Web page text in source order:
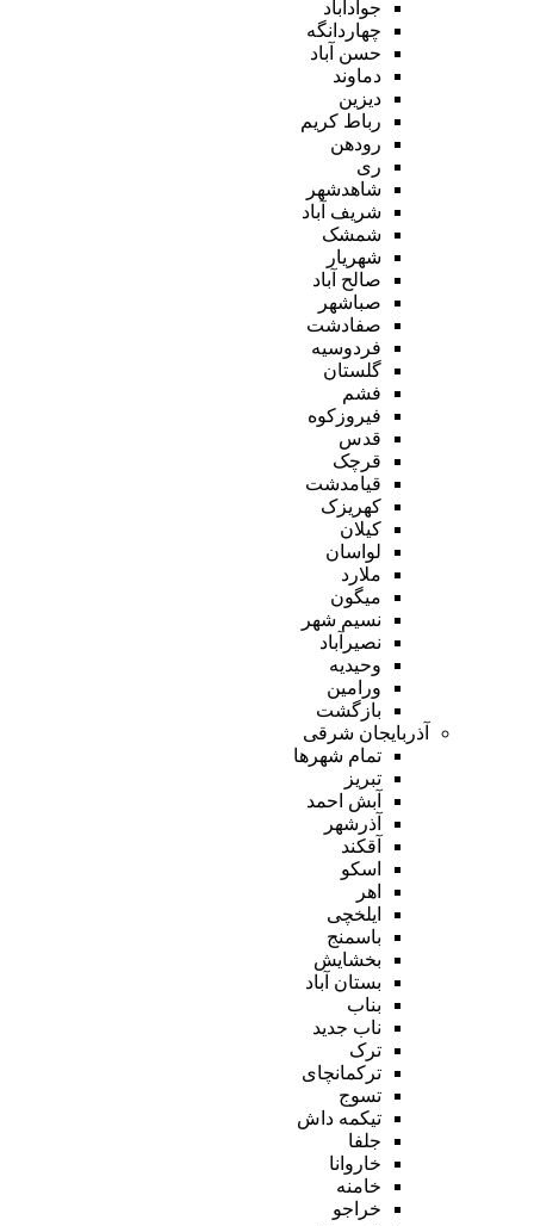
جوادآباد
چهاردانگه
حسن آباد
دماوند
دیزین
رباط کریم
رودهن
ری
شاهدشهر
شریف آباد
شمشک
شهریار
صالح آباد
صباشهر
صفادشت
فردوسیه
گلستان
فشم
فیروزکوه
قدس
قرچک
قیامدشت
کهریزک
کیلان
لواسان
ملارد
میگون
نسیم شهر
نصیرآباد
وحیدیه
ورامین
بازگشت
آذربایجان شرقی
تمام شهر‌ها
تبریز
آبش احمد
آذرشهر
آقکند
اسکو
اهر
ایلخچی
باسمنج
بخشایش
بستان آباد
بناب
ناب جدید
ترک
ترکمانچای
تسوج
تیکمه داش
جلفا
خاروانا
خامنه
خراجو